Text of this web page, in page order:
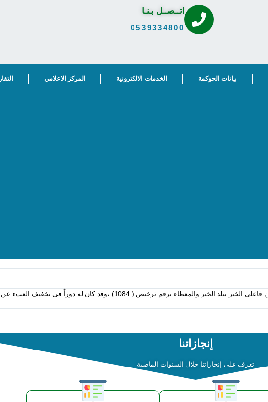
اتــصــل بـنـا
0539334800
بيانات الحوكمة الخدمات الالكترونية المركز الاعلامي
جمعية قناء للخدمات الانسانية أنشئت على يد نخبة من فاعلي الخير ببلد الخير والمعطاء برقم ترخيص ( 1084) ،وقد كان له دوراٌ في تخفيف العبء عن
إنجازاتنا
تعرف على إنجازاتنا خلال السنوات الماضية